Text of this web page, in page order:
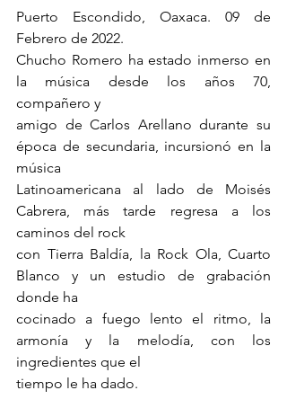
Puerto Escondido, Oaxaca. 09 de
Febrero de 2022.
Chucho Romero ha estado inmerso en
la música desde los años 70,
compañero y
amigo de Carlos Arellano durante su
época de secundaria, incursionó en la
música
Latinoamericana al lado de Moisés
Cabrera, más tarde regresa a los
caminos del rock
con Tierra Baldía, la Rock Ola, Cuarto
Blanco y un estudio de grabación
donde ha
cocinado a fuego lento el ritmo, la
armonía y la melodía, con los
ingredientes que el
tiempo le ha dado.